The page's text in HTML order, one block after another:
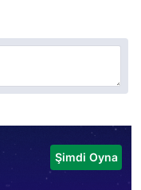
Şimdi Oyna